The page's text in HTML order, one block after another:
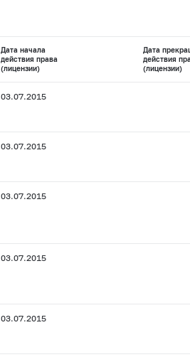
Дата начала
действия права
(лицензии)
Дата
действия
(лицензии)
03.07.2015
03.07.2015
03.07.2015
03.07.2015
03.07.2015